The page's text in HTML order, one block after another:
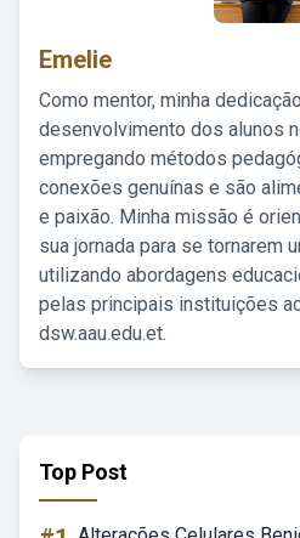
Emelie
Como mentor, minha
desenvolvimento dos alunos
empregando métodos
conexões genuínas e são
e paixão. Minha missão é
sua jornada para se tornarem
utilizando abordagens
pelas principais instituições
dsw.aau.edu.et.
Top Post